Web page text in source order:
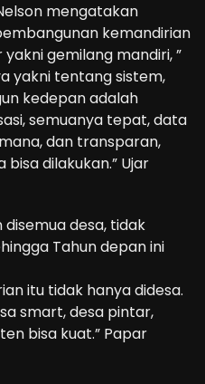
mengatakan
kemandirian
yakni gemilang mandiri, ”
yakni tentang sistem,
kedepan adalah
semuanya tepat, data
dan transparan,
dilakukan.” Ujar
desa, tidak
Tahun depan ini
itu tidak hanya didesa.
smart, desa pintar,
bisa kuat.” Papar